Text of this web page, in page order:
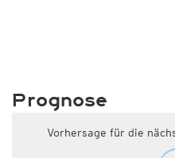
Prognose
Vorhersage für die